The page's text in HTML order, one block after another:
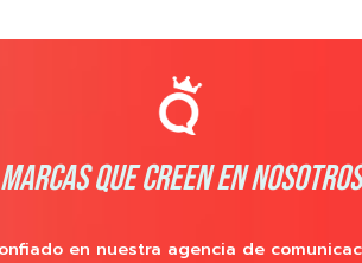
MARCAS QUE CREEN EN NOSOTROS
en nuestra agencia de